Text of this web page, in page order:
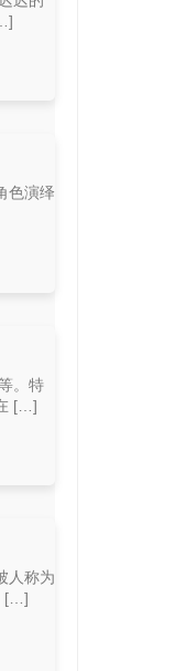
色演绎
。特
[…]
人称为
[…]